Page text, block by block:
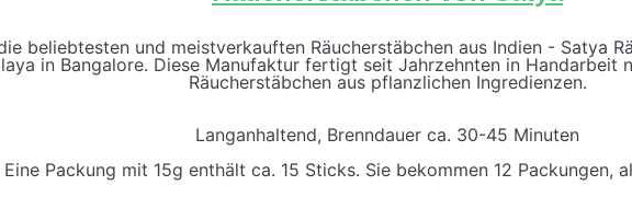
beliebtesten und meistverkauften Räucherstäbchen aus Indien - Satya
in Bangalore. Diese Manufaktur fertigt seit Jahrzehnten in Handarbeit
Räucherstäbchen aus pflanzlichen Ingredienzen.
Langanhaltend, Brenndauer ca. 30-45 Minuten
Eine Packung mit 15g enthält ca. 15 Sticks. Sie bekommen 12 Packungen,